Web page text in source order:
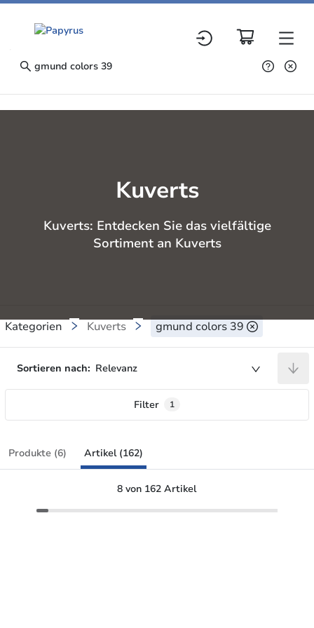
Kuverts
Kuverts: Entdecken Sie das vielfältige
Sortiment an Kuverts
Kategorien Kuverts gmund colors 39
Sortieren nach: Relevanz
Filter 1
Produkte (6) Artikel (162)
8 von 162 Artikel